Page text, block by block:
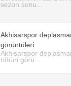
sezon sonu...
Akhisarspor
görüntüleri
Akhisarspor
tribün görü...